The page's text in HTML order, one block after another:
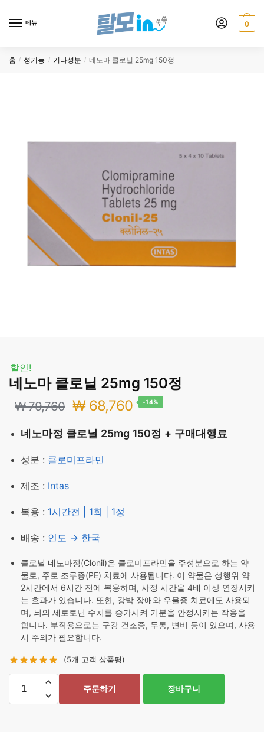
메뉴 0
홈 / 성기능 / 기타성분 / 네노마 클로닐 25mg 150정
할인!
네노마 클로닐 25mg 150정
₩79,760 원
래
₩68,760현
재
-14%
네노마정 클로닐 25mg 150정 + 구매대행료
성분 : 클로미프라민
제조 : Intas
복용 : 1시간전 | 1회 | 1정
배송 : 인도 → 한국
클로닐 네노마정(Clonil)은 클로미프라민을 주성분으로 하는 약
물로, 주로 조루증(PE) 치료에 사용됩니다. 이 약물은 성행위 약
2시간에서 6시간 전에 복용하며, 사정 시간을 4배 이상 연장시키
는 효과가 있습니다. 또한, 강박 장애와 우울증 치료에도 사용되
며, 뇌의 세로토닌 수치를 증가시켜 기분을 안정시키는 작용을
합니다. 부작용으로는 구강 건조증, 두통, 변비 등이 있으며, 사용
시 주의가 필요합니다.
(5개 고객 상품평)
주문하기 장바구니